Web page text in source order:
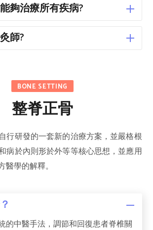
夠治療所有疾病?
師?
BONE SETTING
整脊正骨
行研發的一套新的治療方案，並嚴格根
病於內則形於外等等核心思想，並應用
醫學的解釋。
的中醫手法，調節和回復患者脊椎關